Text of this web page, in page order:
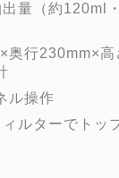
量（約120ml
奥行230mm×高
ル操作
ルターでトッ